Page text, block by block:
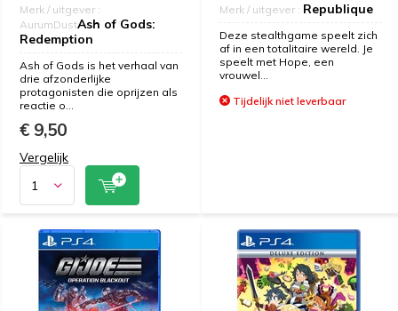
Merk / uitgever :
AurumDustAsh of Gods:
Redemption
Ash of Gods is het verhaal van
drie afzonderlijke
protagonisten die oprijzen als
reactie o...
€ 9,50
Vergelijk
Merk / uitgever : Republique
Deze stealthgame speelt zich
af in een totalitaire wereld. Je
speelt met Hope, een
vrouwel...
Tijdelijk niet leverbaar